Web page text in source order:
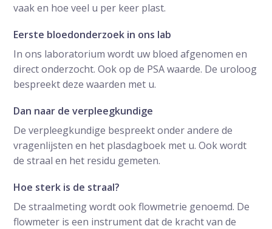
vaak en hoe veel u per keer plast.
Eerste bloedonderzoek in ons lab
In ons laboratorium wordt uw bloed afgenomen en
direct onderzocht. Ook op de PSA waarde. De uroloog
bespreekt deze waarden met u.
Dan naar de verpleegkundige
De verpleegkundige bespreekt onder andere de
vragenlijsten en het plasdagboek met u. Ook wordt
de straal en het residu gemeten.
Hoe sterk is de straal?
De straalmeting wordt ook flowmetrie genoemd. De
flowmeter is een instrument dat de kracht van de